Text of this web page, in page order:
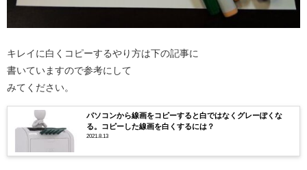
キレイに白くコピーするやり方は下の記事に
書いていますので参考にして
みてください。
パソコンから線画をコピーすると白ではなくグレーぽくな
る。コピーした線画を白くするには？
2021.8.13